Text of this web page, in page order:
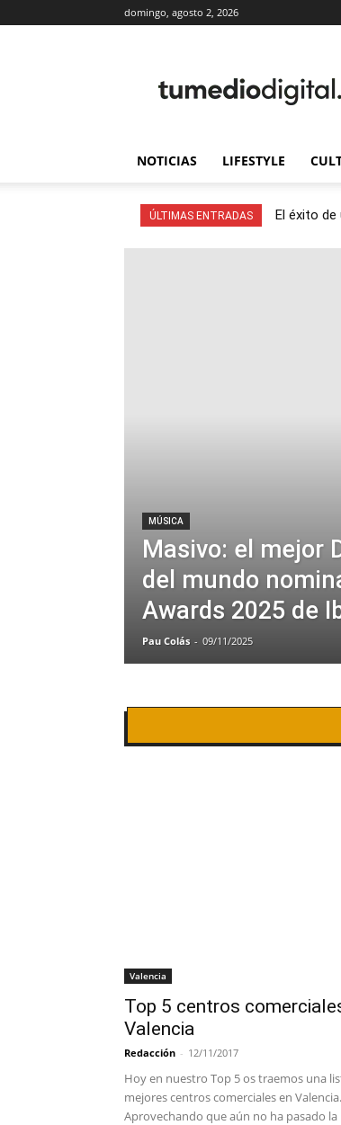
domingo, agosto 2, 2026
NOTICIAS LIFESTYLE
ÚLTIMAS ENTRADAS El éxito de
MÚSICA
Masivo: el mejor
del mundo
Awards 2025 de
Pau Colás - 09/11/2025
Valencia
Top 5 centros
Valencia
Redacción - 12/11/2017
Hoy en nuestro Top 5 os traemos una
mejores centros comerciales en Valencia.
Aprovechando que aún no ha pasado la